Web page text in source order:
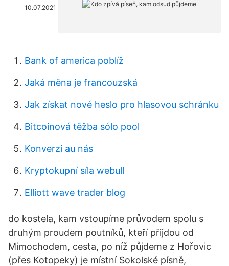
10.07.2021
Bank of america poblíž
Jaká měna je francouzská
Jak získat nové heslo pro hlasovou schránku
Bitcoinová těžba sólo pool
Konverzi au nás
Kryptokupní síla webull
Elliott wave trader blog
do kostela, kam vstoupíme průvodem spolu s
druhým proudem poutníků, kteří přijdou od
Mimochodem, cesta, po níž půjdeme z Hořovic
(přes Kotopeky) je místní Sokolské písně,